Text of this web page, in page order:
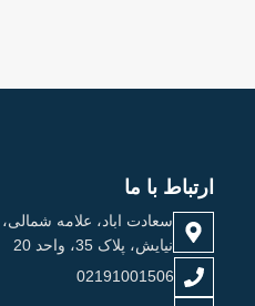
ارتباط با ما
نیایش، پلاک 35، واحد 20
02191001506